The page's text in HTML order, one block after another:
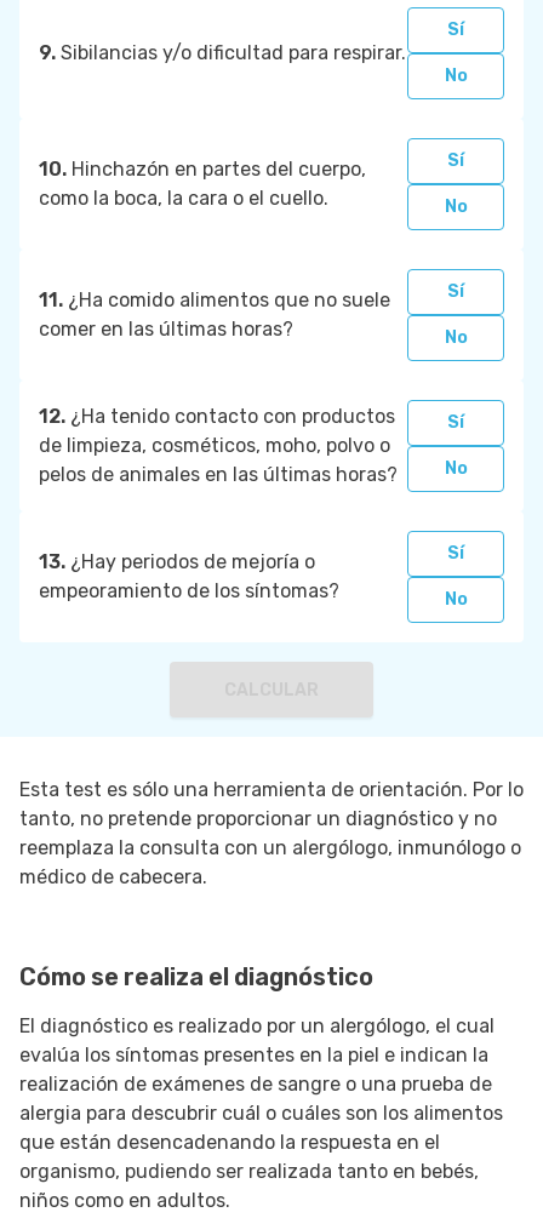
9. Sibilancias y/o dificultad para respirar.
Sí
No
10. Hinchazón en partes del cuerpo,
como la boca, la cara o el cuello.
Sí
No
11. ¿Ha comido alimentos que no suele
comer en las últimas horas?
Sí
No
12. ¿Ha tenido contacto con productos
de limpieza, cosméticos, moho, polvo o
pelos de animales en las últimas horas?
Sí
No
13. ¿Hay periodos de mejoría o
empeoramiento de los síntomas?
Sí
No
Esta test es sólo una herramienta de orientación. Por lo
tanto, no pretende proporcionar un diagnóstico y no
reemplaza la consulta con un alergólogo, inmunólogo o
médico de cabecera.
Cómo se realiza el diagnóstico
El diagnóstico es realizado por un alergólogo, el cual
evalúa los síntomas presentes en la piel e indican la
realización de exámenes de sangre o una prueba de
alergia para descubrir cuál o cuáles son los alimentos
que están desencadenando la respuesta en el
organismo, pudiendo ser realizada tanto en bebés,
niños como en adultos.